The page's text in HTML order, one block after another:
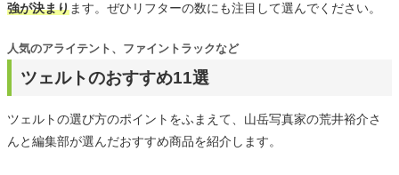
強が決まります。ぜひリフターの数にも注目して選んでください。
ツェルトのおすすめ11選
人気のアライテント、ファイントラックなど
ツェルトの選び方のポイントをふまえて、山岳写真家の荒井裕介さ
んと編集部が選んだおすすめ商品を紹介します。